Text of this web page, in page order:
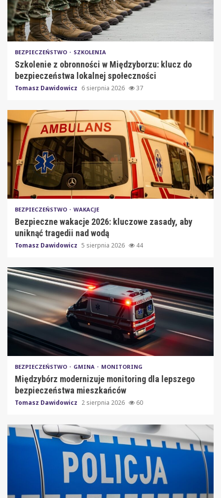
BEZPIECZEŃSTWO SZKOLENIA
Szkolenie z obronności w Międzyborzu: klucz do
bezpieczeństwa lokalnej społeczności
Tomasz Dawidowicz 6 sierpnia 2026 37
BEZPIECZEŃSTWO WAKACJE
Bezpieczne wakacje 2026: kluczowe zasady, aby
uniknąć tragedii nad wodą
Tomasz Dawidowicz 5 sierpnia 2026 44
BEZPIECZEŃSTWO GMINA MONITORING
Międzybórz modernizuje monitoring dla lepszego
bezpieczeństwa mieszkańców
Tomasz Dawidowicz 2 sierpnia 2026 60